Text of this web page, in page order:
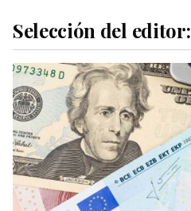
Selección del editor: